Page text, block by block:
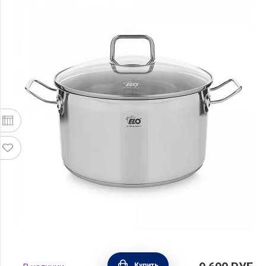
Кастрюля со стеклянной крышкой 5,3 л,